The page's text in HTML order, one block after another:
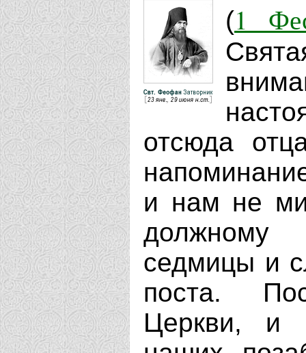
(1
отсюда
и нам не
седмицы и
поста.
Церкви, и